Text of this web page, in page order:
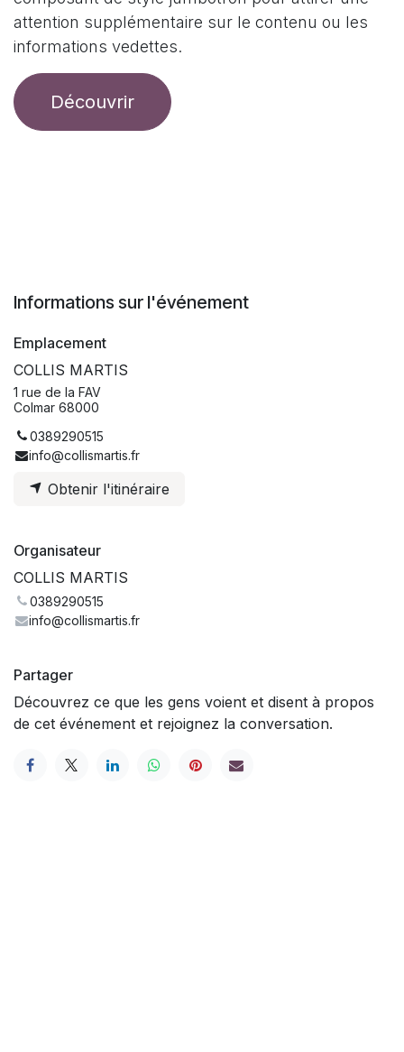
attention supplémentaire sur le contenu ou les
informations vedettes.
Découvrir
Informations sur l'événement
Emplacement
COLLIS MARTIS
1 rue de la FAV
Colmar 68000
0389290515
info@collismartis.fr
Obtenir l'itinéraire
Organisateur
COLLIS MARTIS
0389290515
info@collismartis.fr
Partager
Découvrez ce que les gens voient et disent à propos
de cet événement et rejoignez la conversation.